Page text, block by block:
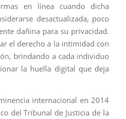
en línea cuando dicha
desactualizada, poco
dañina para su privacidad.
el derecho a la intimidad con
brindando a cada individuo
la huella digital que deja
internacional en 2014
del Tribunal de Justicia de la